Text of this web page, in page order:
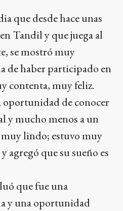
que desde hace unas
Tandil y que juega al
se mostró muy
de haber participado en
contenta, muy feliz.
de conocer
y mucho menos a un
lindo; estuvo muy
agregó que su sueño es
que fue una
y una oportunidad